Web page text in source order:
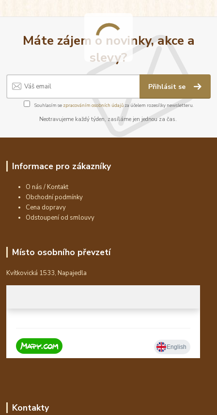
Máte zájem o novinky, akce a
slevy?
Přihlásit se
Souhlasím se zpracováním osobních údajůza účelem rozesílky newsletteru.
Neotravujeme každý týden, zasíláme jen jednou za čas.
Informace pro zákazníky
O nás / Kontakt
Obchodní podmínky
Cena dopravy
Odstoupení od smlouvy
Místo osobního převzetí
Kvítkovická 1533, Napajedla
Kontakty